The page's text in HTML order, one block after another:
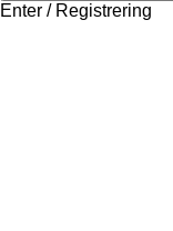
Enter / Registrering